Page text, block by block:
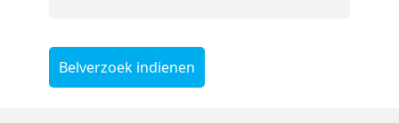
Belverzoek indienen